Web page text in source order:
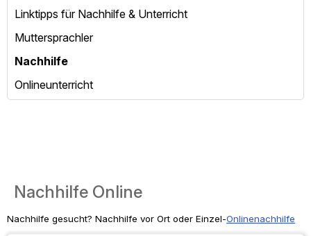
Linktipps für Nachhilfe & Unterricht
Muttersprachler
Nachhilfe
Onlineunterricht
Nachhilfe Online
Nachhilfe gesucht? Nachhilfe vor Ort oder Einzel-Onlinenachhilfe